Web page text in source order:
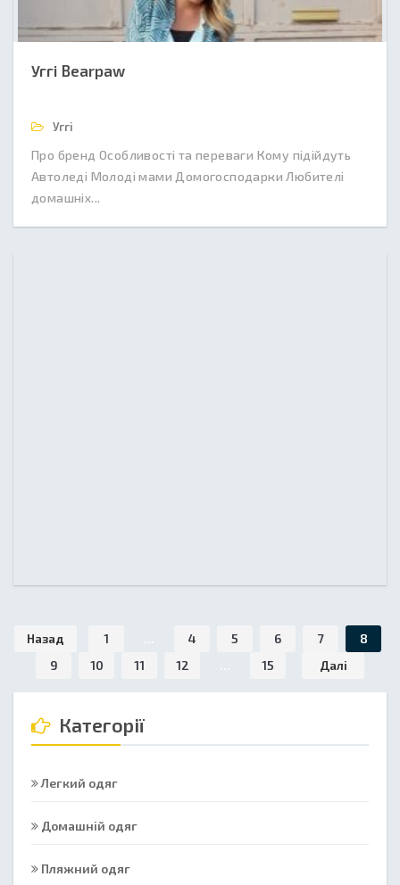
Уггі Bearpaw
Уггі
Про бренд Особливості та переваги Кому підійдуть
Автоледі Молоді мами Домогосподарки Любителі
домашніх...
Назад 1 4 5 6 7
8
9
10 11 12 15 Далі
Категорії
Легкий одяг
Домашній одяг
Пляжний одяг